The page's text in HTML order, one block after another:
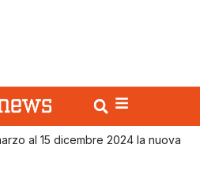
al 15 dicembre 2024 la nuova